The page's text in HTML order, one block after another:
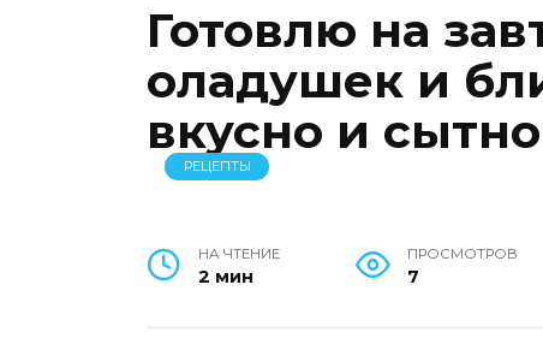
Готовлю на
оладушек и
вкусно и сытно
РЕЦЕПТЫ
НА ЧТЕНИЕ
2 мин
ПРОСМОТРОВ
7